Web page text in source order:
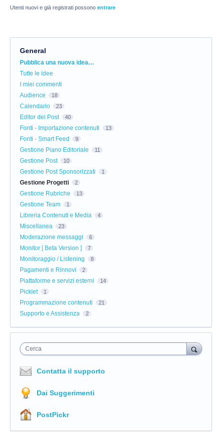
Utenti nuovi e già registrati possono entrare
General
Categorie
Pubblica una nuova idea…
Tutte le idee
I miei commenti
Audience
18
Calendario 23
Editor dei Post 40
Fonti - Importazione contenuti 13
Fonti - Smart Feed 9
Gestione Piano Editoriale 11
Gestione Post 10
Gestione Post Sponsorizzati 1
Gestione Progetti 2
Gestione Rubriche 13
Gestione Team 1
Libreria Contenuti e Media 4
Miscellanea 23
Moderazione messaggi 6
Monitor [ Beta Version ] 7
Monitoraggio / Listening 8
Pagamenti e Rinnovi 2
Piattaforme e servizi esterni 14
Picklet 1
Programmazione contenuti 21
Supporto e Assistenza 2
Cerca
Contatta il supporto
Dai Suggerimenti
PostPickr